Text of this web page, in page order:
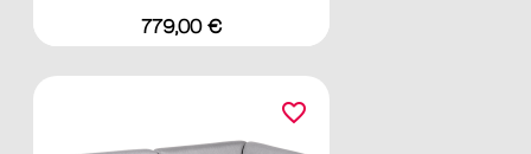
Preis
779,00 €
favorite_border